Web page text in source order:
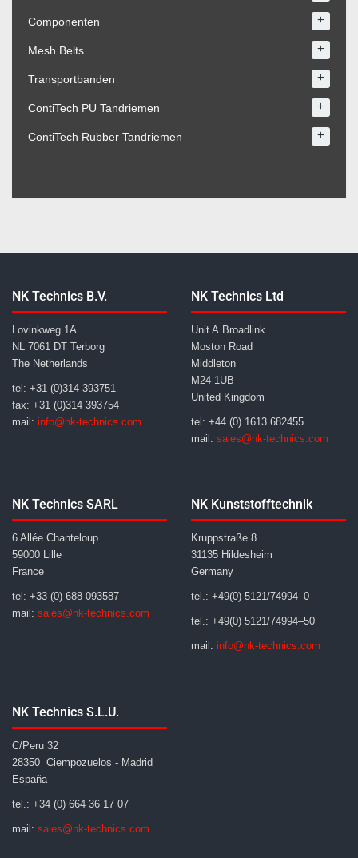
Componenten +
Mesh Belts +
Transportbanden +
ContiTech PU Tandriemen +
ContiTech Rubber Tandriemen +
NK Technics B.V.
Lovinkweg 1A
NL 7061 DT Terborg
The Netherlands
tel: +31 (0)314 393751
fax: +31 (0)314 393754
mail: info@nk-technics.com
NK Technics Ltd
Unit A Broadlink
Moston Road
Middleton
M24 1UB
United Kingdom
tel: +44 (0) 1613 682455
mail: sales@nk-technics.com
NK Technics SARL
6 Allée Chanteloup
59000 Lille
France
tel: +33 (0) 688 093587
mail: sales@nk-technics.com
NK Kunststofftechnik
Kruppstraße 8
31135 Hildesheim
Germany
tel.: +49(0) 5121/74994–0
tel.: +49(0) 5121/74994–50
mail: info@nk-technics.com
NK Technics S.L.U.
C/Peru 32
28350 Ciempozuelos - Madrid
España
tel.: +34 (0) 664 36 17 07
mail: sales@nk-technics.com